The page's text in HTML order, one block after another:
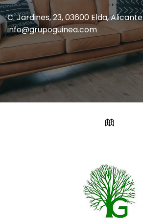
C. Jardines, 23, 03600 Elda, Alicante
info@grupoguinea.com